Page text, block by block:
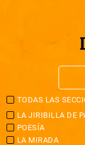
TODAS LAS
LA JIRIBILLA DE
POESÍA
LA MIRADA